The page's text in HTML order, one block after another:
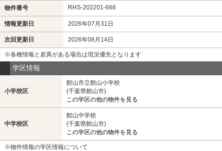
物件番号 RHS-202201-666
情報更新日 2026年07月31日
次回更新日 2026年08月14日
※各種情報と差異がある場合は現況優先となります
学区情報
小学校区
館山市立館山小学校
(千葉県館山市)
この学区の他の物件を見る
中学校区
館山中学校
(千葉県館山市)
この学区の他の物件を見る
※物件情報の学区情報について